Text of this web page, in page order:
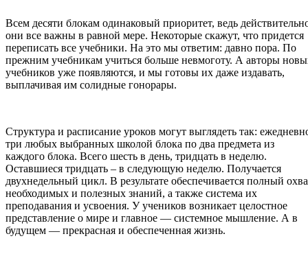
Всем десяти блокам одинаковый приоритет, ведь
они все важны в равной мере. Некоторые скажут, что придется
переписать все учебники. На это мы ответим: давно пора. По
прежним учебникам учиться больше невмоготу. А авторы
учебников уже появляются, и мы готовы их даже издавать,
выплачивая им солидные гонорары.
Структура и расписание уроков могут выглядеть так:
три любых выбранных школой блока по два предмета из
каждого блока. Всего шесть в день, тридцать в неделю.
Оставшиеся тридцать – в следующую неделю. Получается
двухнедельный цикл. В результате обеспечивается полный
необходимых и полезных знаний, а также система их
преподавания и усвоения. У учеников возникает целостное
представление о мире и главное — системное мышление. А в
будущем — прекрасная и обеспеченная жизнь.